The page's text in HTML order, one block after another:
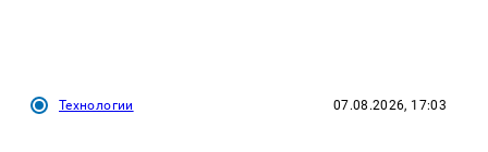
Технологии 07.08.2026, 17:03